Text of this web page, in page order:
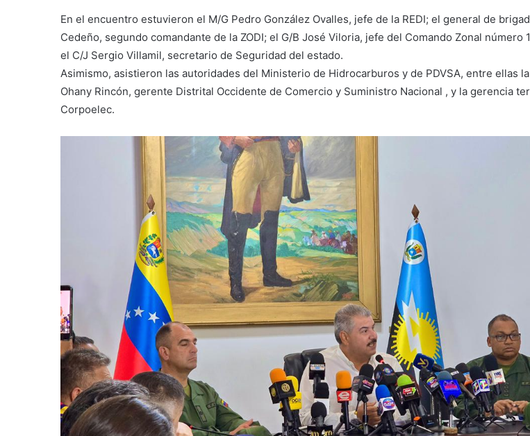
En el encuentro estuvieron el M/G Pedro González Ovalles, jefe de la REDI; el general de
Cedeño, segundo comandante de la ZODI; el G/B José Viloria, jefe del Comando Zonal número
el C/J Sergio Villamil, secretario de Seguridad del estado.
Asimismo, asistieron las autoridades del Ministerio de Hidrocarburos y de PDVSA, entre ellas
Ohany Rincón, gerente Distrital Occidente de Comercio y Suministro Nacional , y la gerencia
Corpoelec.